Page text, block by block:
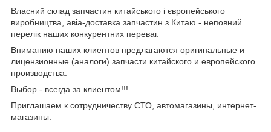
Власний склад запчастин китайського і європейського
виробництва, авіа-доставка запчастин з Китаю - неповний
перелік наших конкурентних переваг.
Вниманию наших клиентов предлагаются оригинальные и
лицензионные (аналоги) запчасти китайского и европейского
производства.
Выбор - всегда за клиентом!!!
Приглашаем к сотрудничеству СТО, автомагазины, интернет-
магазины.